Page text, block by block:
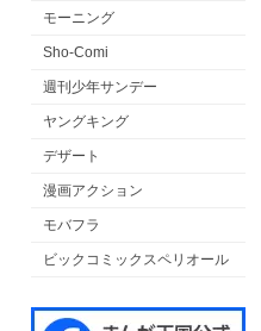
モーニング
Sho-Comi
週刊少年サンデー
ヤングキング
デザート
漫画アクション
モバフラ
ビックコミックスペリオール